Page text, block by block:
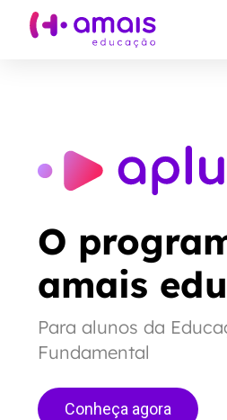
O
amais
Para alunos da
Fundamental
Conheça agora